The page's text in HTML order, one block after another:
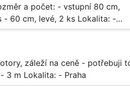
levé, 2 ks Lokalita: -
za rozumnou cenu Materiál: - ocel Množství: - 1 ks Velikost: - 3 m Lokalita: - Praha